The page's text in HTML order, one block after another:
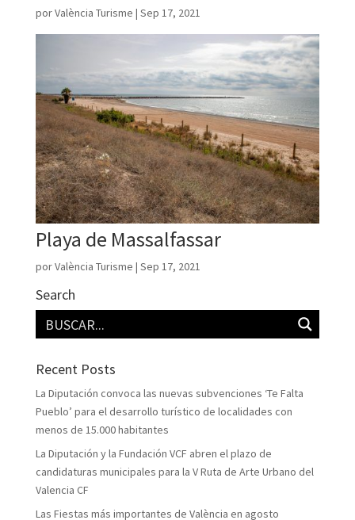
porValència Turisme | Sep 17, 2021
Playa de Massalfassar
porValència Turisme | Sep 17, 2021
Search
Recent Posts
La Diputación convoca las nuevas subvenciones ‘Te Falta
Pueblo’ para el desarrollo turístico de localidades con
menos de 15.000 habitantes
La Diputación y la Fundación VCF abren el plazo de
candidaturas municipales para la V Ruta de Arte Urbano del
Valencia CF
Las Fiestas más importantes de València en agosto